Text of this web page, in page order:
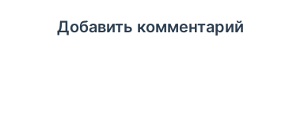
Добавить комментарий